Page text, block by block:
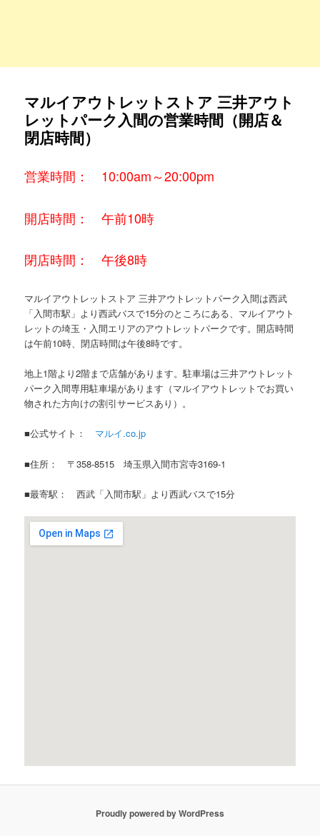
マルイアウトレットストア 三井アウト
レットパーク入間の営業時間（開店＆
閉店時間）
営業時間： 10:00am～20:00pm
開店時間： 午前10時
閉店時間： 午後8時
マルイアウトレットストア 三井アウトレットパーク入間は西武
「入間市駅」より西武バスで15分のところにある、マルイアウト
レットの埼玉・入間エリアのアウトレットパークです。開店時間
は午前10時、閉店時間は午後8時です。
地上1階より2階まで店舗があります。駐車場は三井アウトレット
パーク入間専用駐車場があります（マルイアウトレットでお買い
物された方向けの割引サービスあり）。
■公式サイト： マルイ.co.jp
■住所： 〒358-8515 埼玉県入間市宮寺3169-1
■最寄駅： 西武「入間市駅」より西武バスで15分
Proudly powered by WordPress